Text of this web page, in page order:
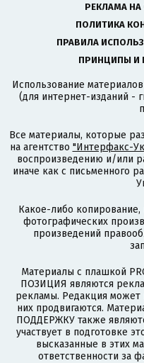
РЕКЛАМА НА
ПОЛИТИКА
ПРАВИЛА
ПРИНЦИПЫ И
Использование
(для интернет-изданий -
Все материалы, которые
на агентство "Интерфакс-
воспроизведению и/или
иначе как с письменного
Какое-либо копирование,
фотографических
произведений
Материалы с плашкой
ПОЗИЦИЯ являются
рекламы. Редакция может
них продвигаются.
ПОДДЕРЖКУ также
участвует в подготовке
высказанные в этих
ответственности за